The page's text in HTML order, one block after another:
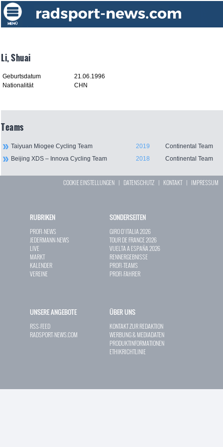
Li, Shuai
Geburtsdatum
21.06.1996
Nationalität
CHN
Teams
Taiyuan Miogee Cycling Team 2019
Continental Team
Beijing XDS – Innova Cycling Team
2018 Continental Team
COOKIE EINSTELLUNGEN | DATENSCHUTZ | KONTAKT| IMPRESSUM
RUBRIKEN
PROFI-NEWS
JEDERMANN-NEWS
LIVE
MARKT
KALENDER
VEREINE
SONDERSEITEN
GIRO D`ITALIA 2026
TOUR DE FRANCE 2026
VUELTA A ESPAÑA 2026
RENNERGEBNISSE
PROFI-TEAMS
PROFI-FAHRER
UNSERE ANGEBOTE
RSS-FEED
RADSPORT-NEWS.COM
ÜBER UNS
KONTAKT ZUR REDAKTION
WERBUNG & MEDIADATEN
PRODUKTINFORMATIONEN
ETHIKRICHTLINIE